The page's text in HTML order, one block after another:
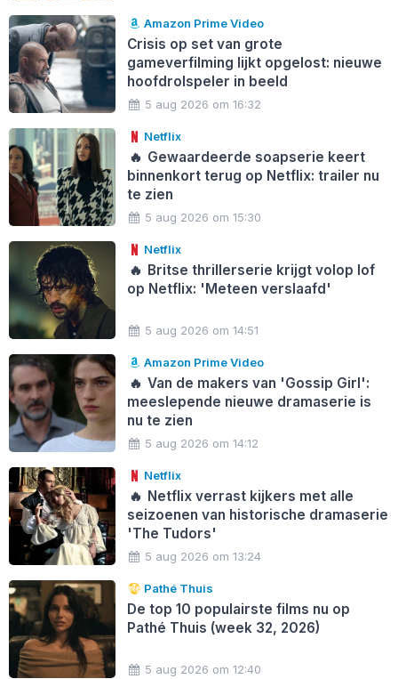
Amazon Prime Video
Crisis op set van grote
gameverfilming lijkt opgelost: nieuwe
hoofdrolspeler in beeld
5 aug 2026 om 16:32
Netflix
🔥 Gewaardeerde soapserie keert
binnenkort terug op Netflix: trailer nu
te zien
5 aug 2026 om 15:30
Netflix
🔥 Britse thrillerserie krijgt volop lof
op Netflix: 'Meteen verslaafd'
5 aug 2026 om 14:51
Amazon Prime Video
🔥 Van de makers van 'Gossip Girl':
meeslepende nieuwe dramaserie is
nu te zien
5 aug 2026 om 14:12
Netflix
🔥 Netflix verrast kijkers met alle
seizoenen van historische dramaserie
'The Tudors'
5 aug 2026 om 13:24
Pathé Thuis
De top 10 populairste films nu op
Pathé Thuis (week 32, 2026)
5 aug 2026 om 12:40